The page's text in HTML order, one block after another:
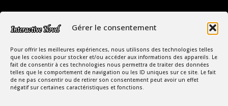
Gérer le consentement
Pour offrir les meilleures expériences, nous utilisons des technologies telles
que les cookies pour stocker et/ou accéder aux informations des appareils. Le
fait de consentir à ces technologies nous permettra de traiter des données
telles que le comportement de navigation ou les ID uniques sur ce site. Le fait
de ne pas consentir ou de retirer son consentement peut avoir un effet
négatif sur certaines caractéristiques et fonctions.
Copyright Interactive Novel © 2026